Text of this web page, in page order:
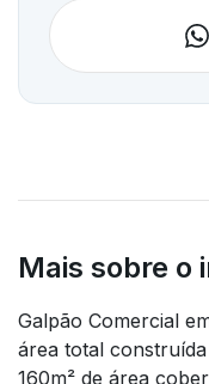
Mais sobre o
Galpão Comercial
área total
160m² de área